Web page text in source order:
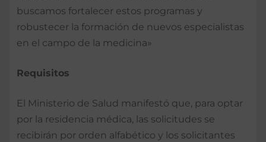
buscamos fortalecer estos programas y
robustecer la formación de nuevos especialistas
en el campo de la medicina»
Requisitos
El Ministerio de Salud manifestó que, para optar
por la residencia médica, las solicitudes se
recibirán por orden alfabético y los solicitantes